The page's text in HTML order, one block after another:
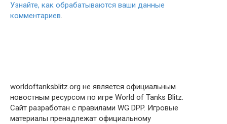
Узнайте, как обрабатываются ваши данные
комментариев.
worldoftanksblitz.org не является официальным
новостным ресурсом по игре World of Tanks Blitz.
Сайт разработан с правилами WG DPP. Игровые
материалы пренадлежат официальному